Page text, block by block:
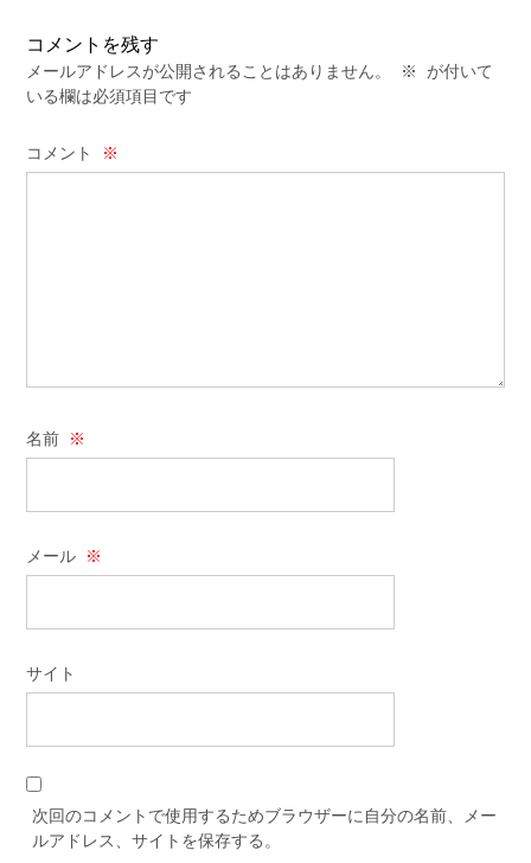
コメントを残す
メールアドレスが公開されることはありません。 ※
が付いて
いる欄は必須項目です
コメント ※
名前 ※
メール ※
サイト
次回のコメントで使用するためブラウザーに自分の名前、メー
ルアドレス、サイトを保存する。